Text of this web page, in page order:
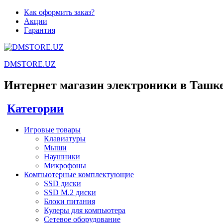
Как оформить заказ?
Акции
Гарантия
DMSTORE.UZ
Интернет магазин электроники в
Категории
Игровые товары
Клавиатуры
Мыши
Наушники
Микрофоны
Компьютерные комплектующие
SSD диски
SSD M.2 диски
Блоки питания
Кулеры для компьютера
Сетевое оборудование